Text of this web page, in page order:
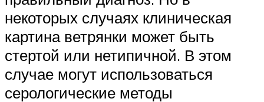
некоторых случаях клиническая
картина ветрянки может быть
стертой или нетипичной. В этом
случае могут использоваться
серологические методы